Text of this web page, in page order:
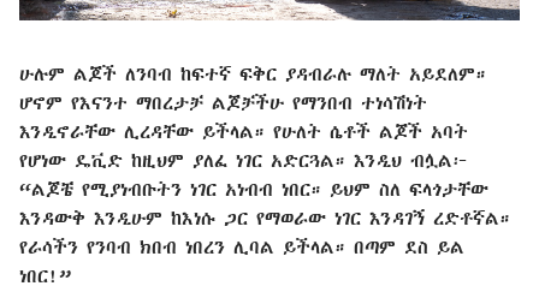
ሁሉም ልጆች ለንባብ ከፍተኛ ፍቅር ያዳብራሉ ማለት አይደለም።
ሆኖም የእናንተ ማበረታቻ ልጆቻችሁ የማንበብ ተነሳሽነት
እንዲኖራቸው ሊረዳቸው ይችላል። የሁለት ሴቶች ልጆች አባት
የሆነው ዴቪድ ከዚህም ያለፈ ነገር አድርጓል። እንዲህ ብሏል፦
“ልጆቼ የሚያነብቡትን ነገር አነብብ ነበር። ይህም ስለ ፍላጎታቸው
እንዳውቅ እንዲሁም ከእነሱ ጋር የማወራው ነገር እንዳገኝ ረድቶኛል።
የራሳችን የንባብ ክበብ ነበረን ሊባል ይችላል። በጣም ደስ ይል
ነበር!”